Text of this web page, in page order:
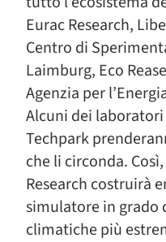
Eurac Research,
Centro di
Laimburg, Eco
Agenzia per
Alcuni dei
Techpark
che li circonda.
Research costruirà
simulatore in grado
climatiche più